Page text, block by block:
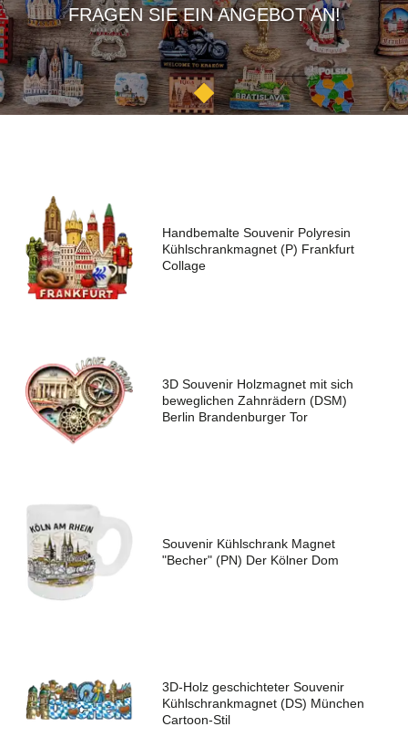
FRAGEN SIE EIN ANGEBOT AN!
Handbemalte Souvenir Polyresin
Kühlschrankmagnet (P) Frankfurt
Collage
3D Souvenir Holzmagnet mit sich
beweglichen Zahnrädern (DSM)
Berlin Brandenburger Tor
Souvenir Kühlschrank Magnet
"Becher" (PN) Der Kölner Dom
3D-Holz geschichteter Souvenir
Kühlschrankmagnet (DS) München
Cartoon-Stil